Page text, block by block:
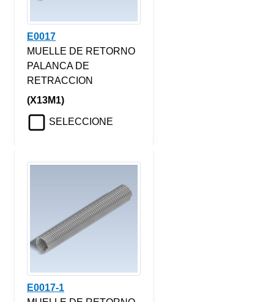
E0017
MUELLE DE RETORNO
PALANCA DE
RETRACCION
(X13M1)
SELECCIONE
E0017-1